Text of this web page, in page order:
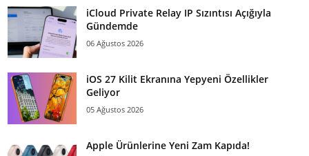
iCloud Private Relay IP Sızıntısı Açığıyla
Gündemde
06 Ağustos 2026
iOS 27 Kilit Ekranına Yepyeni Özellikler
Geliyor
05 Ağustos 2026
Apple Ürünlerine Yeni Zam Kapıda!